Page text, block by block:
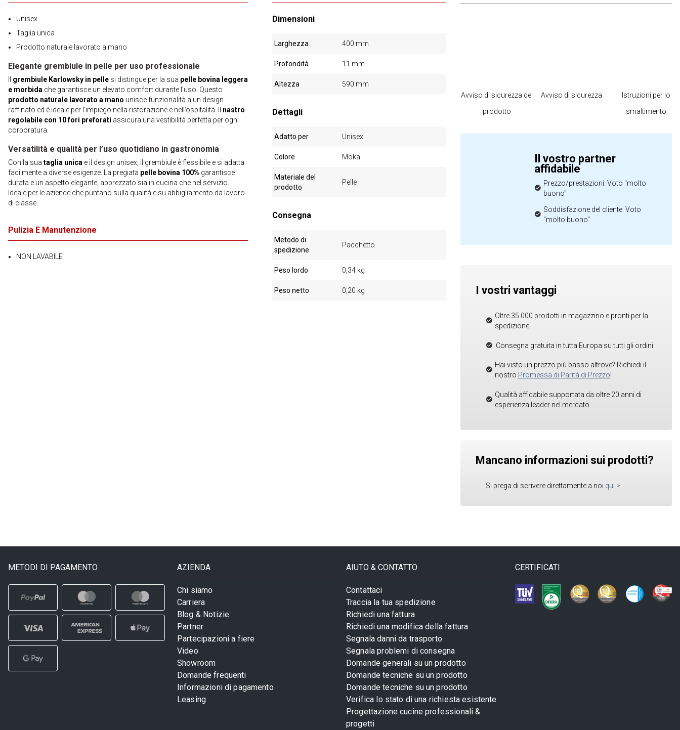
Unisex
Taglia unica
Prodotto naturale lavorato a mano
Elegante grembiule in pelle per uso professionale
grembiule Karlowsky in pelle si distingue per la sua pelle bovina leggera
e morbida che garantisce un elevato comfort durante l’uso. Questo
prodotto naturale lavorato a mano unisce funzionalità a un design
raffinato ed è ideale per l’impiego nella ristorazione e nell’ospitalità. Il nastro
regolabile con 10 fori preforati assicura una vestibilità perfetta per ogni
corporatura.
Versatilità e qualità per l’uso quotidiano in gastronomia
Con la sua taglia unica e il design unisex, il grembiule è flessibile e si adatta
facilmente a diverse esigenze. La pregiata pelle bovina 100% garantisce
durata e un aspetto elegante, apprezzato sia in cucina che nel servizio.
Ideale per le aziende che puntano sulla qualità e su abbigliamento da lavoro
di classe.
Pulizia E Manutenzione
NON LAVABILE
Dimensioni
Larghezza 400 mm
Profondità 11 mm
Altezza 590 mm
Dettagli
Adatto per Unisex
Colore Moka
Materiale del
prodotto
Pelle
Consegna
Metodo di
spedizione
Pacchetto
Peso lordo 0,34 kg
Peso netto 0,20 kg
Avviso di sicurezza del
prodotto
Avviso di sicurezza
Istruzioni per lo
smaltimento
Il vostro partner
affidabile
Prezzo/prestazioni: Voto "molto
buono"
Soddisfazione del cliente: Voto
"molto buono"
I vostri vantaggi
Oltre 35.000 prodotti in magazzino e pronti per la
spedizione
Consegna gratuita in tutta Europa su tutti gli ordini
Hai visto un prezzo più basso altrove? Richiedi il
nostro Promessa di Parità di Prezzo!
Qualità affidabile supportata da oltre 20 anni di
esperienza leader nel mercato
Mancano informazioni sui prodotti?
Si prega di scrivere direttamente a noi qui >
METODI DI PAGAMENTO AZIENDA
Chi siamo
Carriera
Blog & Notizie
Partner
Partecipazioni a fiere
Video
Showroom
Domande frequenti
Informazioni di pagamento
Leasing
AIUTO & CONTATTO
Contattaci
Traccia la tua spedizione
Richiedi una fattura
Richiedi una modifica della fattura
Segnala danni da trasporto
Segnala problemi di consegna
Domande generali su un prodotto
Domande tecniche su un prodotto
Domande tecniche su un prodotto
Verifica lo stato di una richiesta esistente
Progettazione cucine professionali &
progetti
CERTIFICATI